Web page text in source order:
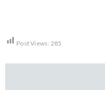
Post Views: 285